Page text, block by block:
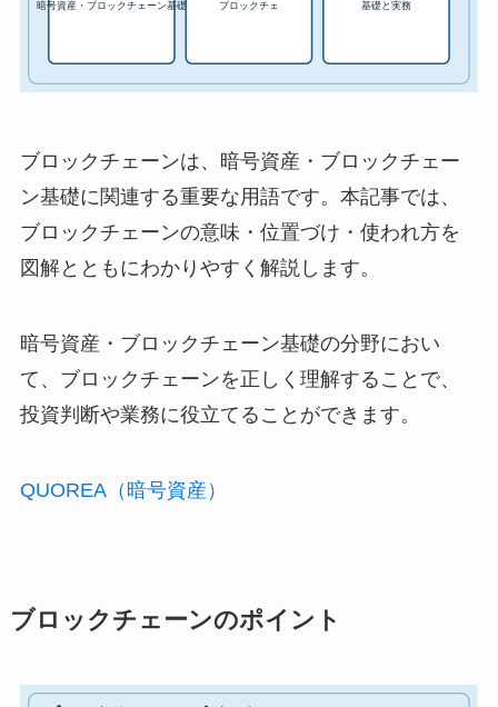
ブロックチェーンは、暗号資産・ブロックチェー
ン基礎に関連する重要な用語です。本記事では、
ブロックチェーンの意味・位置づけ・使われ方を
図解とともにわかりやすく解説します。
暗号資産・ブロックチェーン基礎の分野におい
て、ブロックチェーンを正しく理解することで、
投資判断や業務に役立てることができます。
QUOREA（暗号資産）
ブロックチェーンのポイント